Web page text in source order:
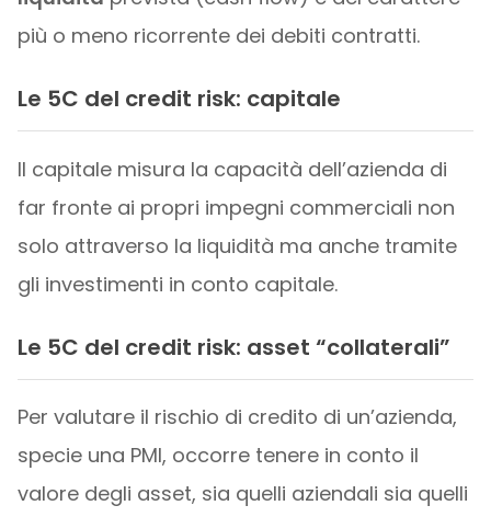
più o meno ricorrente dei debiti contratti.
Le 5C del credit risk: capitale
Il capitale misura la capacità dell’azienda di
far fronte ai propri impegni commerciali non
solo attraverso la liquidità ma anche tramite
gli investimenti in conto capitale.
Le 5C del credit risk: asset “collaterali”
Per valutare il rischio di credito di un’azienda,
specie una PMI, occorre tenere in conto il
valore degli asset, sia quelli aziendali sia quelli